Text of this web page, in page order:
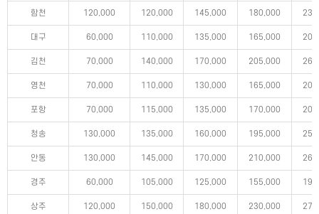
함천 120,000 120,000 145,000 180,000
대구 60,000 110,000 135,000 165,000
김천 70,000 140,000 170,000 205,000
영천 70,000 110,000 130,000 165,000
포항 70,000 115,000 135,000 170,000
청송 130,000 135,000 160,000 195,000
안동 130,000 145,000 170,000 210,000
경주 60,000 105,000 125,000 155,000
상주 120,000 150,000 180,000 230,000